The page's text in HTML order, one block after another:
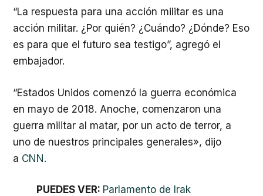
“La respuesta para una acción militar es una
acción militar. ¿Por quién? ¿Cuándo? ¿Dónde? Eso
es para que el futuro sea testigo”, agregó el
embajador.
“Estados Unidos comenzó la guerra económica
en mayo de 2018. Anoche, comenzaron una
guerra militar al matar, por un acto de terror, a
uno de nuestros principales generales», dijo
a CNN.
PUEDES VER: Parlamento de Irak